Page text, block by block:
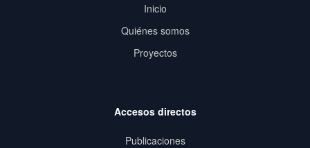
Inicio
Quiénes somos
Proyectos
Accesos directos
Publicaciones